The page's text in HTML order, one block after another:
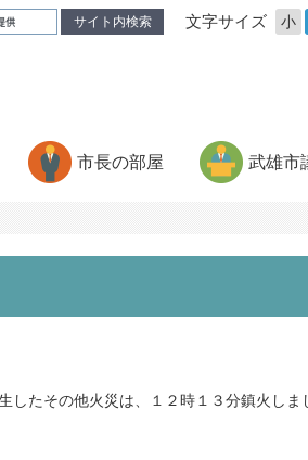
サイト内検索 文字サイズ 小
市長の部屋 武雄市
たその他火災は、１２時１３分鎮火しま